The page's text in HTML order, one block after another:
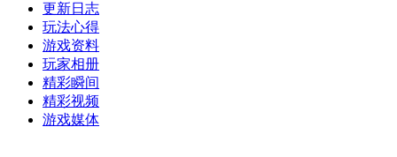
更新日志
玩法心得
游戏资料
玩家相册
精彩瞬间
精彩视频
游戏媒体